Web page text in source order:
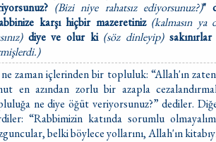
(Bizi niye rahatsız ediyorsunuz?)"
karşı hiçbir mazeretiniz (kalmasın ya
diye ve olur ki (söz dinleyip)sakınırlar
zaman içlerinden bir topluluk: “Allah'ın
en azından zorlu bir azapla
ne diye öğüt veriyorsunuz?” dediler.
“Rabbimizin katında sorumlu
belki böylece yollarını, Allah'ın